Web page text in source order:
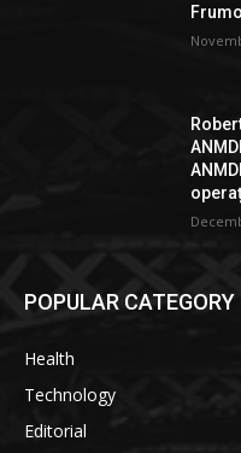
POPULAR CATEGORY
Health
Technology
Editorial